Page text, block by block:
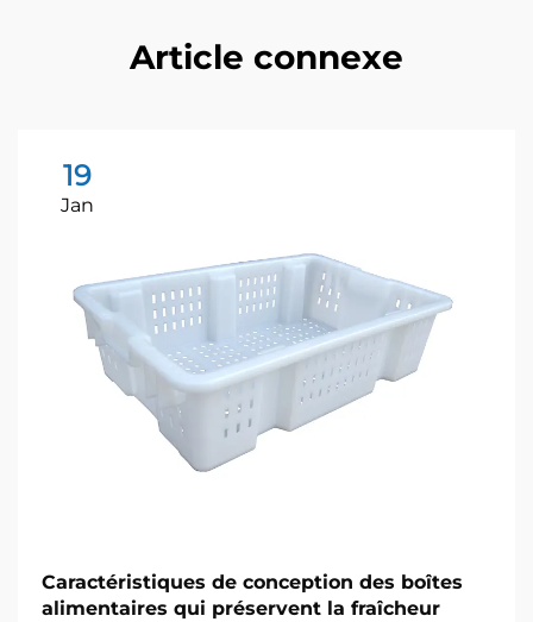
Article connexe
19
Jan
Caractéristiques de conception des boîtes
alimentaires qui préservent la fraîcheur